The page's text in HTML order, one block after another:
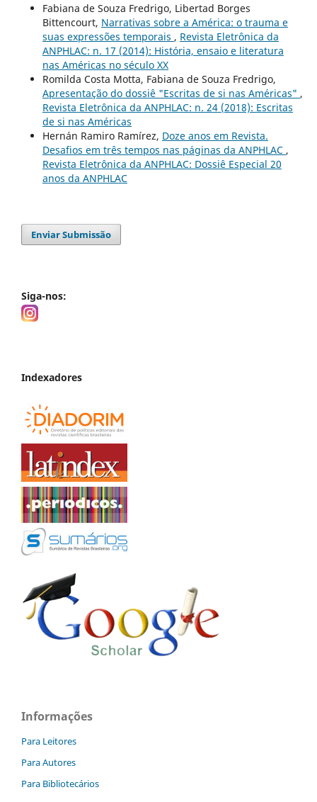
Fabiana de Souza Fredrigo, Libertad Borges
Bittencourt, Narrativas sobre a América: o trauma e
suas expressões temporais , Revista Eletrônica da
ANPHLAC: n. 17 (2014): História, ensaio e literatura
nas Américas no século XX
Romilda Costa Motta, Fabiana de Souza Fredrigo,
Apresentação do dossiê "Escritas de si nas Américas" ,
Revista Eletrônica da ANPHLAC: n. 24 (2018): Escritas
de si nas Américas
Hernán Ramiro Ramírez, Doze anos em Revista.
Desafios em três tempos nas páginas da ANPHLAC ,
Revista Eletrônica da ANPHLAC: Dossiê Especial 20
anos da ANPHLAC
Enviar Submissão
Siga-nos:
Indexadores
Informações
Para Leitores
Para Autores
Para Bibliotecários